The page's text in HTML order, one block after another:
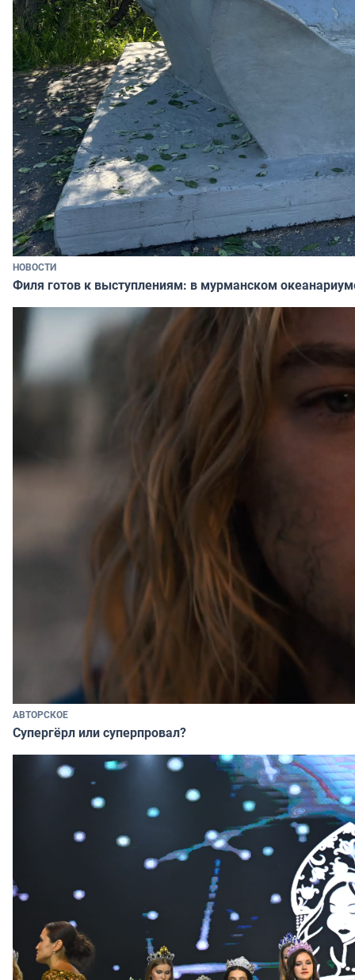
НОВОСТИ
Филя готов к выступлениям: в мурманском
АВТОРСКОЕ
Супергёрл или суперпровал?